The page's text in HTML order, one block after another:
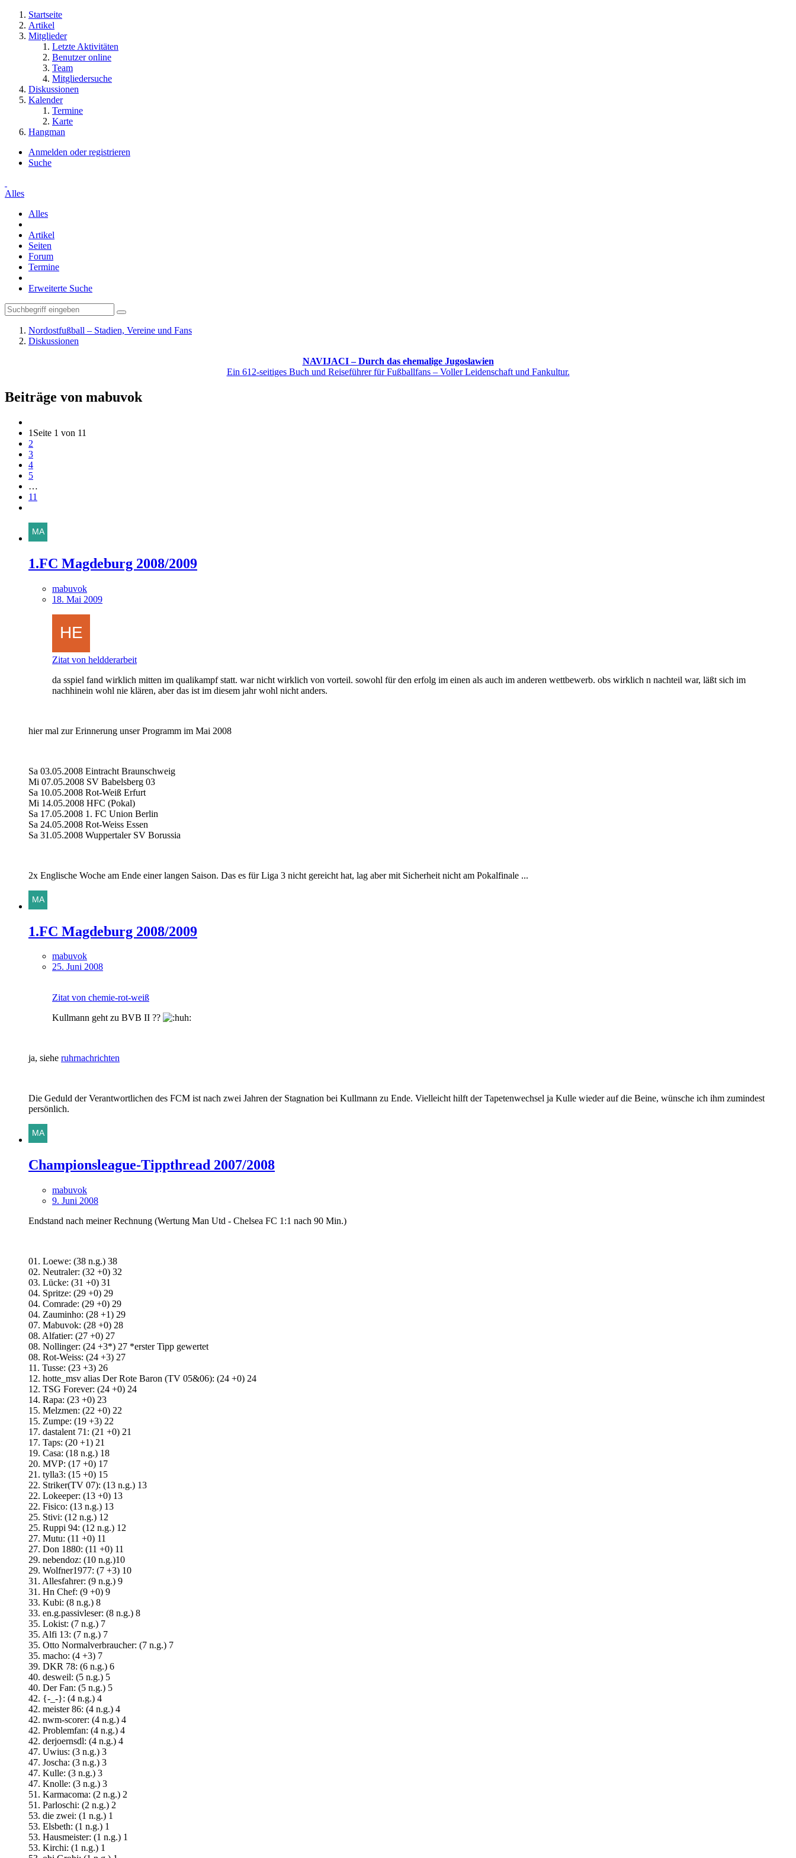
Startseite
Artikel
Mitglieder
Letzte Aktivitäten
Benutzer online
Team
Mitgliedersuche
Diskussionen
Kalender
Termine
Karte
Hangman
Anmelden oder registrieren
Suche
Alles
Alles
Artikel
Seiten
Forum
Termine
Erweiterte Suche
Nordostfußball – Stadien, Vereine und Fans
Diskussionen
NAVIJACI – Durch das ehemalige Jugoslawien
Ein 612-seitiges Buch und Reiseführer für Fußballfans – Voller Leidenschaft und Fankultur.
Beiträge von mabuvok
1 Seite 1 von 11
2
3
4
5
…
11
1.FC Magdeburg 2008/2009
mabuvok
18. Mai 2009
Zitat von heldderarbeit
da sspiel fand wirklich mitten im qualikampf statt. war nicht wirklich von vorteil. sowohl für den erfolg im einen als auch im anderen wettbewerb. obs wirklich n nachteil war, läßt sich im
nachhinein wohl nie klären, aber das ist im diesem jahr wohl nicht anders.
hier mal zur Erinnerung unser Programm im Mai 2008
Sa 03.05.2008 Eintracht Braunschweig
Mi 07.05.2008 SV Babelsberg 03
Sa 10.05.2008 Rot-Weiß Erfurt
Mi 14.05.2008 HFC (Pokal)
Sa 17.05.2008 1. FC Union Berlin
Sa 24.05.2008 Rot-Weiss Essen
Sa 31.05.2008 Wuppertaler SV Borussia
2x Englische Woche am Ende einer langen Saison. Das es für Liga 3 nicht gereicht hat, lag aber mit Sicherheit nicht am Pokalfinale ...
1.FC Magdeburg 2008/2009
mabuvok
25. Juni 2008
Zitat von chemie-rot-weiß
Kullmann geht zu BVB II ??
ja, siehe ruhrnachrichten
Die Geduld der Verantwortlichen des FCM ist nach zwei Jahren der Stagnation bei Kullmann zu Ende. Vielleicht hilft der Tapetenwechsel ja Kulle wieder auf die Beine, wünsche ich ihm zumindest
persönlich.
Championsleague-Tippthread 2007/2008
mabuvok
9. Juni 2008
Endstand nach meiner Rechnung (Wertung Man Utd - Chelsea FC 1:1 nach 90 Min.)
01. Loewe: (38 n.g.) 38
02. Neutraler: (32 +0) 32
03. Lücke: (31 +0) 31
04. Spritze: (29 +0) 29
04. Comrade: (29 +0) 29
04. Zauminho: (28 +1) 29
07. Mabuvok: (28 +0) 28
08. Alfatier: (27 +0) 27
08. Nollinger: (24 +3*) 27 *erster Tipp gewertet
08. Rot-Weiss: (24 +3) 27
11. Tusse: (23 +3) 26
12. hotte_msv alias Der Rote Baron (TV 05&06): (24 +0) 24
12. TSG Forever: (24 +0) 24
14. Rapa: (23 +0) 23
15. Melzmen: (22 +0) 22
15. Zumpe: (19 +3) 22
17. dastalent 71: (21 +0) 21
17. Taps: (20 +1) 21
19. Casa: (18 n.g.) 18
20. MVP: (17 +0) 17
21. tylla3: (15 +0) 15
22. Striker(TV 07): (13 n.g.) 13
22. Lokeeper: (13 +0) 13
22. Fisico: (13 n.g.) 13
25. Stivi: (12 n.g.) 12
25. Ruppi 94: (12 n.g.) 12
27. Mutu: (11 +0) 11
27. Don 1880: (11 +0) 11
29. nebendoz: (10 n.g.)10
29. Wolfner1977: (7 +3) 10
31. Allesfahrer: (9 n.g.) 9
31. Hn Chef: (9 +0) 9
33. Kubi: (8 n.g.) 8
33. en.g.passivleser: (8 n.g.) 8
35. Lokist: (7 n.g.) 7
35. Alfi 13: (7 n.g.) 7
35. Otto Normalverbraucher: (7 n.g.) 7
35. macho: (4 +3) 7
39. DKR 78: (6 n.g.) 6
40. desweil: (5 n.g.) 5
40. Der Fan: (5 n.g.) 5
42. {-_-}: (4 n.g.) 4
42. meister 86: (4 n.g.) 4
42. nwm-scorer: (4 n.g.) 4
42. Problemfan: (4 n.g.) 4
42. derjoernsdl: (4 n.g.) 4
47. Uwius: (3 n.g.) 3
47. Joscha: (3 n.g.) 3
47. Kulle: (3 n.g.) 3
47. Knolle: (3 n.g.) 3
51. Karmacoma: (2 n.g.) 2
51. Parloschi: (2 n.g.) 2
53. die zwei: (1 n.g.) 1
53. Elsbeth: (1 n.g.) 1
53. Hausmeister: (1 n.g.) 1
53. Kirchi: (1 n.g.) 1